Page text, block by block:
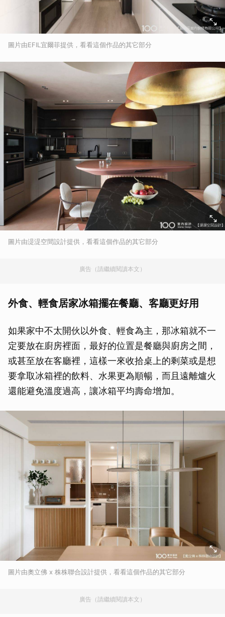
圖片由EFIL宜爾菲提供，看看這個作品的其它部分
圖片由湜湜空間設計提供，看看這個作品的其它部分
廣告（請繼續閱讀本文）
外食、輕食居家冰箱擺在餐廳、客廳更好用
如果家中不太開伙以外食、輕食為主，那冰箱就不一
定要放在廚房裡面，最好的位置是餐廳與廚房之間，
或甚至放在客廳裡，這樣一來收拾桌上的剩菜或是想
要拿取冰箱裡的飲料、水果更為順暢，而且遠離爐火
還能避免溫度過高，讓冰箱平均壽命增加。
圖片由奧立佛 x 株株聯合設計提供，看看這個作品的其它部分
廣告（請繼續閱讀本文）